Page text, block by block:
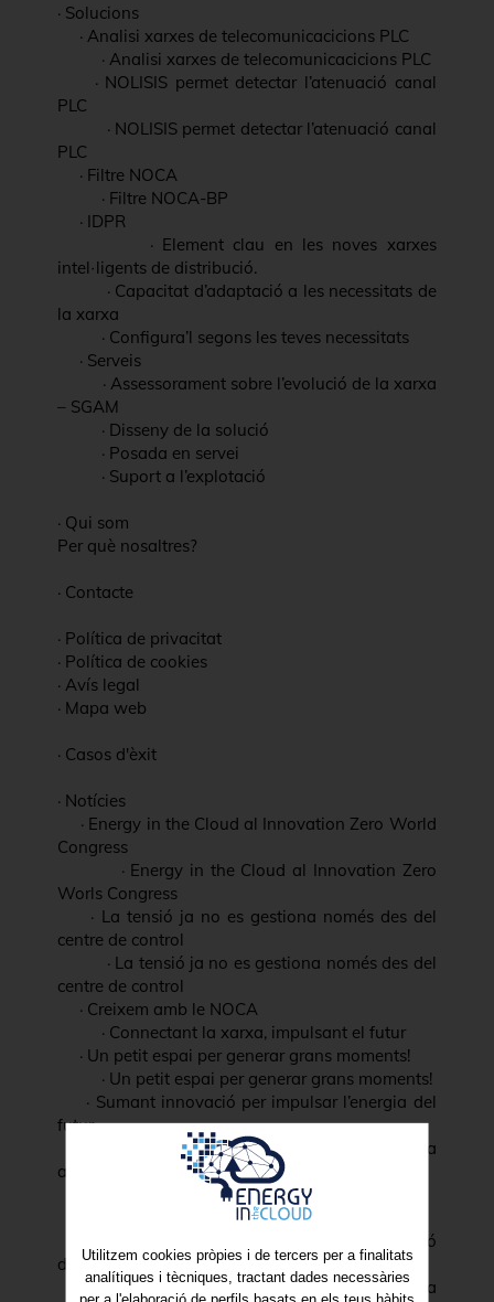
· Solucions
·Analisi xarxes de telecomunicacicions PLC
·Analisi xarxes de telecomunicacicions PLC
· NOLISIS permet detectar l’atenuació canal
PLC
· NOLISIS permet detectar l’atenuació canal
PLC
· Filtre NOCA
· Filtre NOCA-BP
· IDPR
· Element clau en les noves xarxes
intel·ligents de distribució.
· Capacitat d’adaptació a les necessitats de
la xarxa
· Configura’l segons les teves necessitats
· Serveis
· Assessorament sobre l’evolució de la xarxa
– SGAM
· Disseny de la solució
· Posada en servei
· Suport a l’explotació
· Qui som
Per què nosaltres?
· Contacte
· Política de privacitat
· Política de cookies
·Avís legal
· Mapa web
· Casos d'èxit
· Notícies
· Energy in the Cloud al Innovation Zero World
Congress
· Energy in the Cloud al Innovation Zero
Worls Congress
· La tensió ja no es gestiona només des del
centre de control
· La tensió ja no es gestiona només des del
centre de control
· Creixem amb le NOCA
· Connectant la xarxa, impulsant el futur
· Un petit espai per generar grans moments!
· Un petit espai per generar grans moments!
· Sumant innovació per impulsar l’energia del
futur
Impulsant la Transformació Energètica
amb Innovació i Talent Local
La nova era de les xarxes de distribució
La nova era de les xarxes de distribució
Impulsem l’evolució tecnològica en la gestió
de xarxes elèctriques.
·Impulsem l’evolució tecnològica en la
Utilitzem cookies pròpies i de tercers per a finalitats
analítiques i tècniques, tractant dades necessàries